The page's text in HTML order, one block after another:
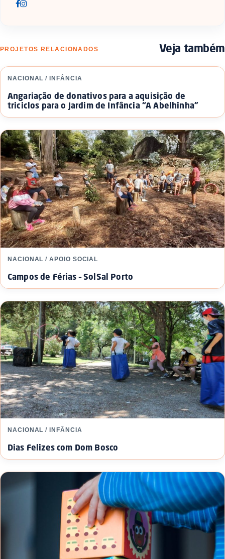
PROJETOS RELACIONADOS Veja também
NACIONAL / INFÂNCIA
Angariação de donativos para a aquisição de
triciclos para o Jardim de Infância “A Abelhinha”
NACIONAL / APOIO SOCIAL
Campos de Férias – SolSal Porto
NACIONAL / INFÂNCIA
Dias Felizes com Dom Bosco